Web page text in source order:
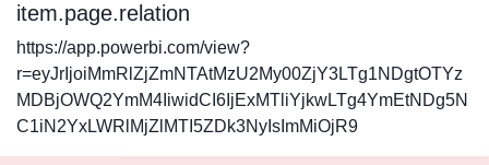
item.page.relation
https://app.powerbi.com/view?
r=eyJrIjoiMmRlZjZmNTAtMzU2My00ZjY3LTg1NDgtOTYz
MDBjOWQ2YmM4IiwidCI6IjExMTliYjkwLTg4YmEtNDg5N
C1iN2YxLWRlMjZlMTI5ZDk3NyIsImMiOjR9